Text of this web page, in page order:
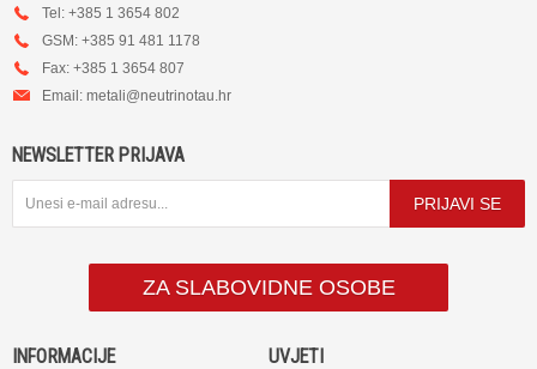
Tel: +385 1 3654 802
GSM: +385 91 481 1178
Fax: +385 1 3654 807
Email: metali@neutrinotau.hr
NEWSLETTER PRIJAVA
PRIJAVI SE
ZA SLABOVIDNE OSOBE
INFORMACIJE UVJETI